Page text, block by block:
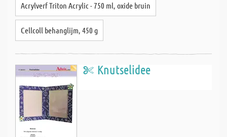
Acrylverf Triton Acrylic - 750 ml, oxide bruin
Cellcoll behanglijm, 450 g
Knutselidee